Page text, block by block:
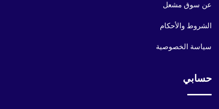
عن سوق مشعل
الشروط والأحكام
سياسة الخصوصية
حسابي